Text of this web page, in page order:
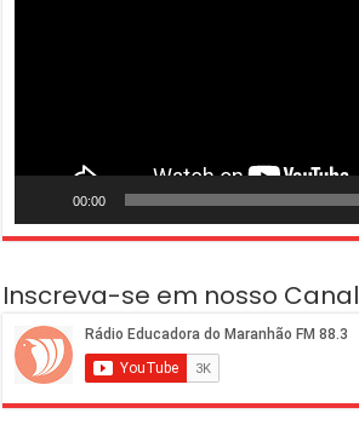
00:00
Inscreva-se em nosso Canal